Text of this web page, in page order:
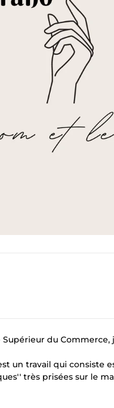
du
un travail qui consiste
très prisées sur le